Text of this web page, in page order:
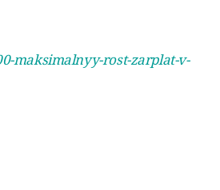
maksimalnyy-rost-zarplat-v-